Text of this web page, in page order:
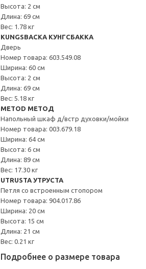
Высота: 2 см
Длина: 69 см
Вес: 1.78 кг
KUNGSBACKA КУНГСБАККА
Дверь
Номер товара: 603.549.08
Ширина: 60 см
Высота: 2 см
Длина: 69 см
Вес: 5.18 кг
METOD МЕТОД
Напольный шкаф д/встр духовки/мойки
Номер товара: 003.679.18
Ширина: 64 см
Высота: 6 см
Длина: 89 см
Вес: 17.30 кг
UTRUSTA УТРУСТА
Петля со встроенным стопором
Номер товара: 904.017.86
Ширина: 20 см
Высота: 15 см
Длина: 21 см
Вес: 0.21 кг
Подробнее о размере товара